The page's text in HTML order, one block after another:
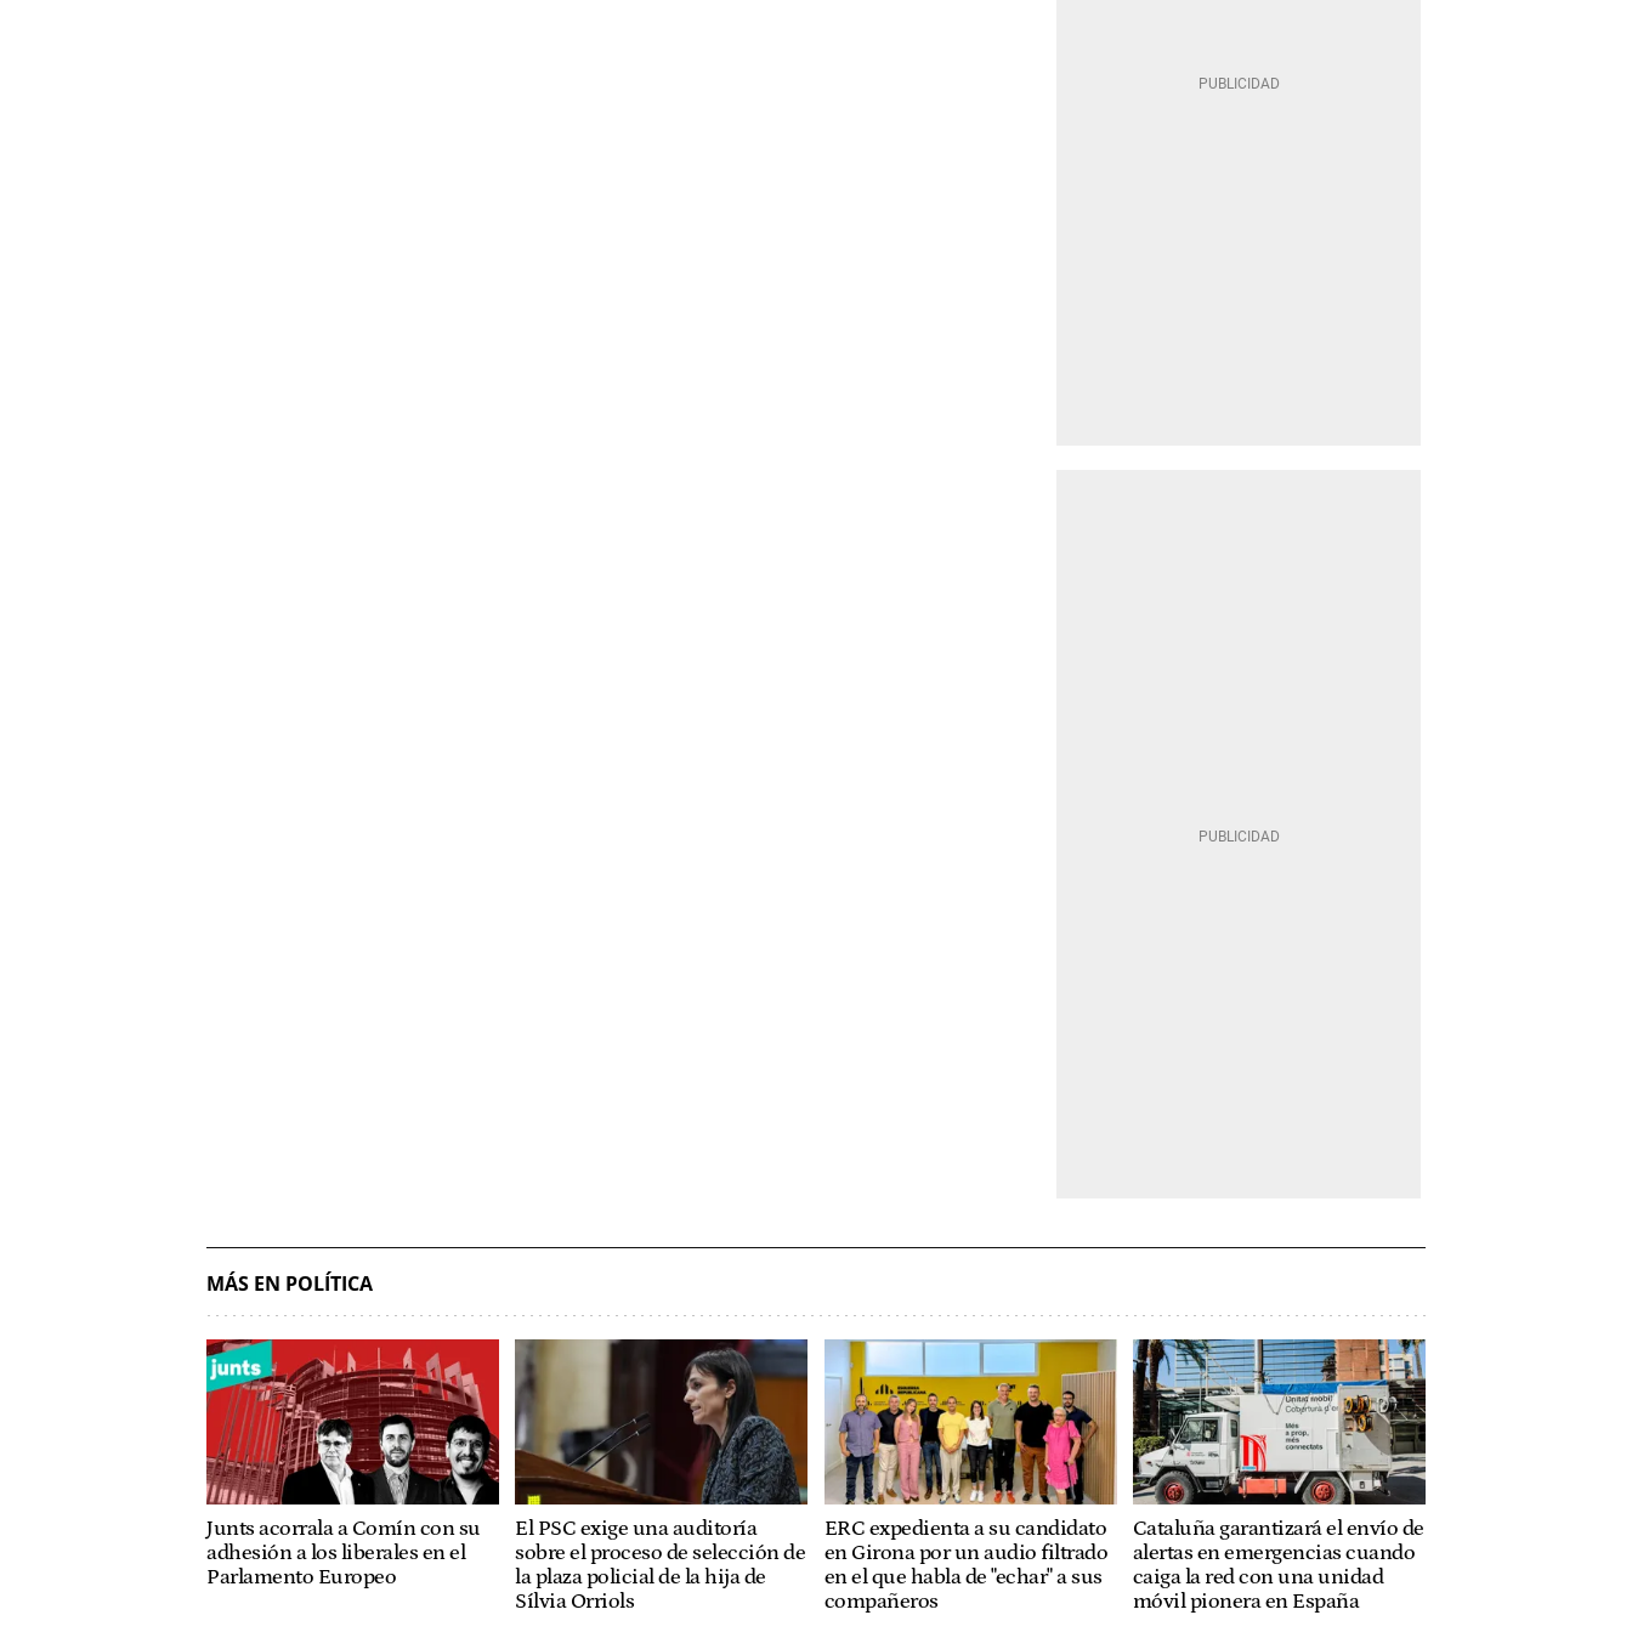
MÁS EN POLÍTICA
Junts acorrala a Comín con su
adhesión a los liberales en el
Parlamento Europeo
El PSC exige una auditoría
sobre el proceso de selección de
la plaza policial de la hija de
Sílvia Orriols
ERC expedienta a su candidato
en Girona por un audio filtrado
en el que habla de "echar" a sus
compañeros
Cataluña garantizará el envío de
alertas en emergencias cuando
caiga la red con una unidad
móvil pionera en España